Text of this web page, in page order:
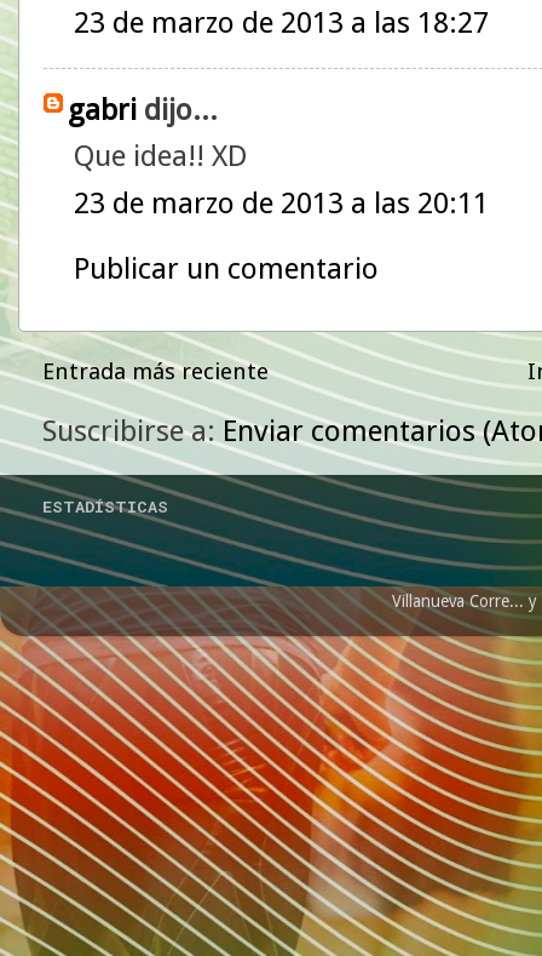
23 de marzo de 2013 a las 18:27
gabri dijo...
Que idea!! XD
23 de marzo de 2013 a las 20:11
Publicar un comentario
Entrada más reciente
Suscribirse a: Enviar comentarios
ESTADÍSTICAS
Villanueva Corre...